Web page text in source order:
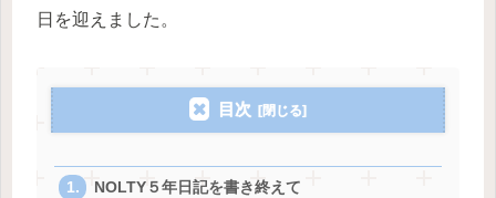
日を迎えました。
目次
NOLTY５年日記を書き終えて